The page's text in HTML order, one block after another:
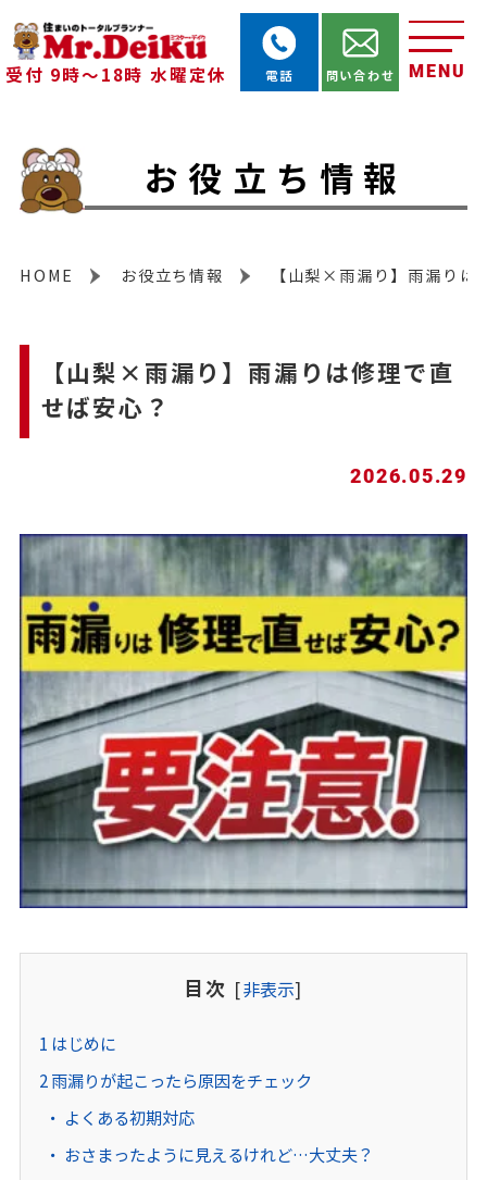
受付 9時～18時 水曜定休 MENU
電話 問い合わせ
お役立ち情報
HOME お役立ち情報 【山梨×雨漏り】雨漏りは
【山梨×雨漏り】雨漏りは修理で直
せば安心？
2026.05.29
目次 [非表示]
1 はじめに
2雨漏りが起こったら原因をチェック
よくある初期対応
おさまったように見えるけれど…大丈夫？